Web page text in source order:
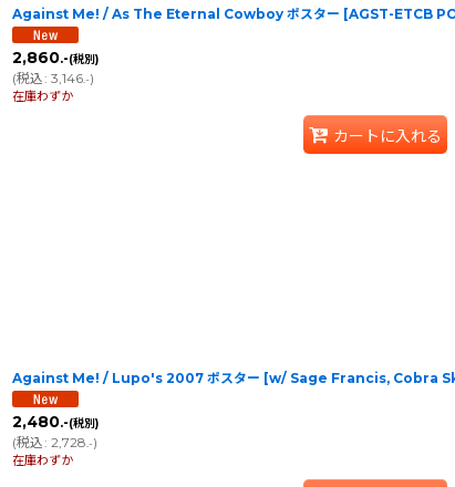
Against Me! / As The Eternal Cowboy ポスター [AGST-ETCB
2,860.-(税別)
(税込: 3,146.-)
在庫わずか
カートに入れる
Against Me! / Lupo's 2007 ポスター [w/ Sage Francis, Cobra
2,480.-(税別)
(税込: 2,728.-)
在庫わずか